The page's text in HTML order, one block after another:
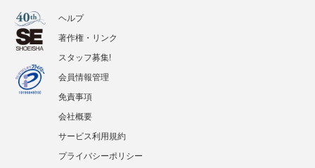
ヘルプ
著作権・リンク
スタッフ募集!
会員情報管理
免責事項
会社概要
サービス利用規約
プライバシーポリシー